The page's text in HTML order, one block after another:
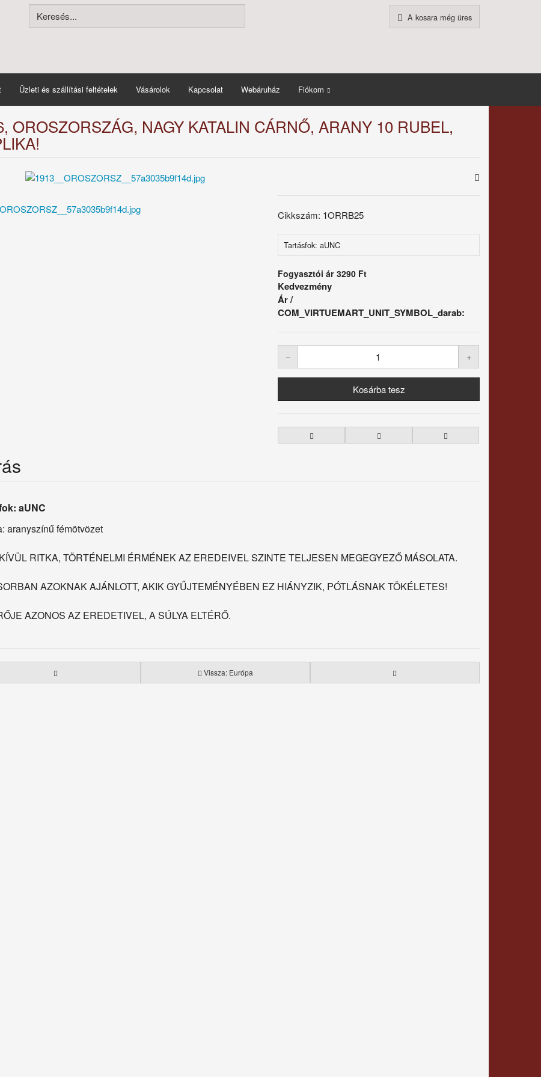
A kosara még üres
Üzleti és szállítási feltételek Vásárolok Kapcsolat Webáruház Fiókom
OROSZORSZÁG, NAGY KATALIN CÁRNŐ, ARANY 10 RUBEL,
Cikkszám: 1ORRB25
Tartásfok: aUNC
Fogyasztói ár 3290 Ft
Kedvezmény
Ár /
COM_VIRTUEMART_UNIT_SYMBOL_darab:
aUNC
aranyszínű fémötvözet
RITKA, TÖRTÉNELMI ÉRMÉNEK AZ EREDEIVEL SZINTE TELJESEN MEGEGYEZŐ MÁSOLATA.
AZOKNAK AJÁNLOTT, AKIK GYŰJTEMÉNYÉBEN EZ HIÁNYZIK, PÓTLÁSNAK TÖKÉLETES!
AZONOS AZ EREDETIVEL, A SÚLYA ELTÉRŐ.
Vissza: Európa